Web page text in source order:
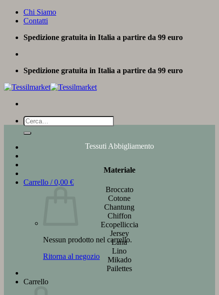
Salta
Chi Siamo
Contatti
Spedizione gratuita in Italia a partire da 99 euro
Spedizione gratuita in Italia a partire da 99 euro
Cerca:
Carrello /0,00 €
Nessun prodotto nel carrello.
Ritorna al negozio
Carrello
Tessuti Abbigliamento
Materiale
Broccato
Cotone
Chantung
Chiffon
Ecopelliccia
Jersey
Lana
Lino
Mikado
Pailettes